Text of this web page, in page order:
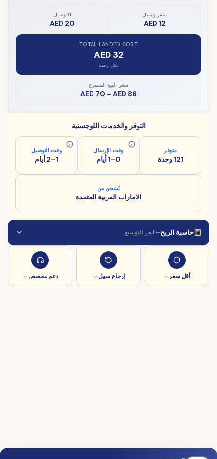
سعر زمبيل
AED 12
التوصيل
AED 20
TOTAL LANDED COST
AED 32
لكل وحدة
سعر البيع المقترح
AED 70 – AED 86
التوفر والخدمات اللوجستية
متوفر
121 وحدة
وقت الإرسال
0–1 أيام
وقت التوصيل
1–2 أيام
يُشحن من
الامارات العربية المتحدة
حاسبة الربح— انقر للتوسيع
أقل سعر إرجاع سهل دعم مخصص